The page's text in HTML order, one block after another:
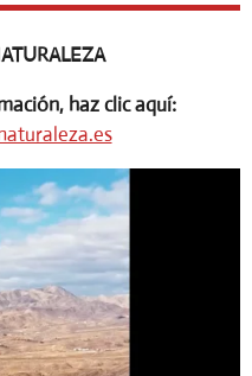
haz clic aquí: